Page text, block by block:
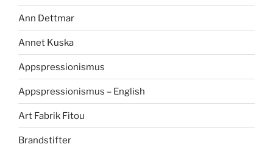
Ann Dettmar
Annet Kuska
Appspressionismus
Appspressionismus – English
Art Fabrik Fitou
Brandstifter